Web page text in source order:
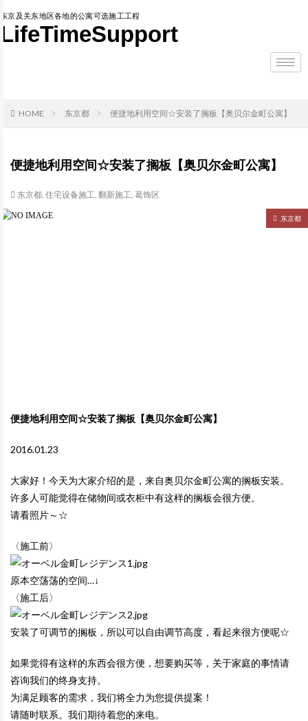
东京及关东地区各地的公寓可选施工工程
LifeTimeSupport
HOME 东京都 便捷地利用空间☆安装了搁板【奥贝尔金町公寓】
便捷地利用空间☆安装了搁板【奥贝尔金町公寓】
东京都, 住宅设备施工, 翻新施工, 葛饰区
东京都
便捷地利用空间☆安装了搁板【奥贝尔金町公寓】
2016.01.23
大家好！今天为大家介绍的是 ，来自奥贝尔金町公寓的搁板安装。
许多人可能觉得在储物间或衣柜中有这样的搁板会很方便。
请看照片～☆
〈施工前〉
原本空荡荡的空间…↓
〈施工后〉
安装了可调节的搁板，所以可以自由调节高度，看起来很方便呢☆
如果觉得有这样的东西会很方便，想要购买等，关于家庭的事情请
咨询我们的终身支持。
为满足顾客的需求，我们将全力为您提供提案！
请随时联系。我们期待着您的来电。